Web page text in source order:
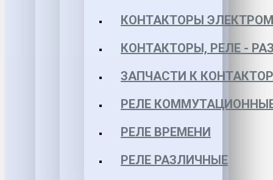
КОНТАКТОРЫ
КОНТАКТОРЫ, РЕЛЕ -
ЗАПЧАСТИ К
РЕЛЕ
РЕЛЕ ВРЕМЕНИ
РЕЛЕ РАЗЛИЧНЫЕ